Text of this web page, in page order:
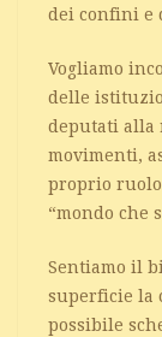
dei confini e
Vogliamo
delle
deputati alla
movimenti,
proprio
“mondo che
Sentiamo il
superficie la
possibile